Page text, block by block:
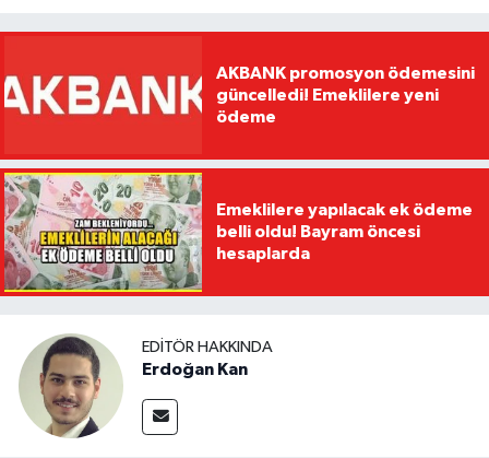
AKBANK promosyon ödemesini
güncelledi! Emeklilere yeni
ödeme
Emeklilere yapılacak ek ödeme
belli oldu! Bayram öncesi
hesaplarda
EDITÖR HAKKINDA
Erdoğan Kan